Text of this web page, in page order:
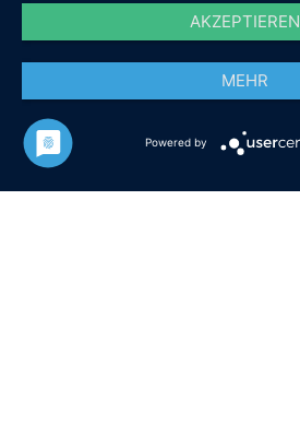
AKZEPTIEREN
MEHR
Powered by